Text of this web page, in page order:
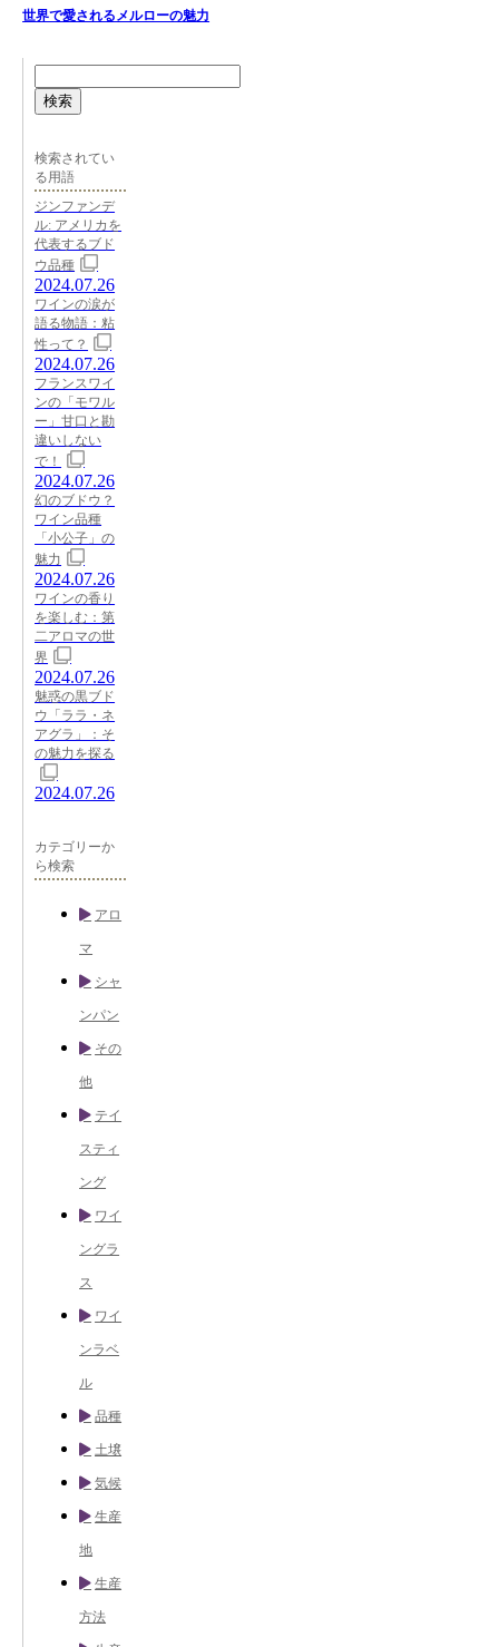
世界で愛されるメルローの魅力
検索
検索されてい
る用語
ジンファンデ
ル: アメリカを
代表するブド
ウ品種
2024.07.26
ワインの涙が
語る物語：粘
性って？
2024.07.26
フランスワイ
ンの「モワル
ー」甘口と勘
違いしない
で！
2024.07.26
幻のブドウ？
ワイン品種
「小公子」の
魅力
2024.07.26
ワインの香り
を楽しむ：第
二アロマの世
界
2024.07.26
魅惑の黒ブド
ウ「ララ・ネ
アグラ」：そ
の魅力を探る
2024.07.26
カテゴリーか
ら検索
アロ
マ
シャ
ンパン
その
他
テイ
スティ
ング
ワイ
ングラ
ス
ワイ
ンラベ
ル
品種
土壌
気候
生産
地
生産
方法